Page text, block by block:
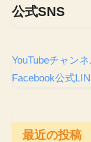
公式SNS
YouTubeチャン
Facebook公式
最近の投稿